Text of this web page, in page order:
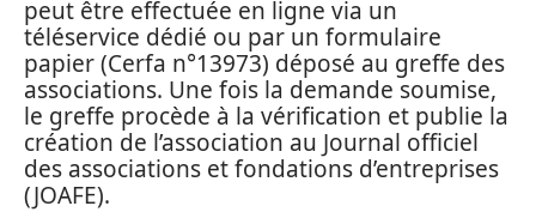
peut être effectuée en ligne via un
téléservice dédié ou par un formulaire
papier (Cerfa n°13973) déposé au greffe des
associations. Une fois la demande soumise,
le greffe procède à la vérification et publie la
création de l’association au Journal officiel
des associations et fondations d’entreprises
(JOAFE).